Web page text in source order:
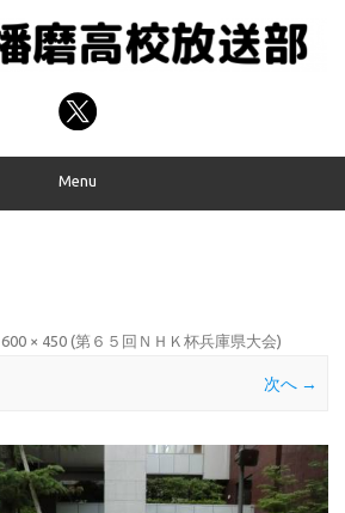
Menu
600 × 450 (第６５回ＮＨＫ杯兵庫県大会)
次へ →